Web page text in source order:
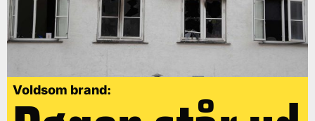
Voldsom brand: